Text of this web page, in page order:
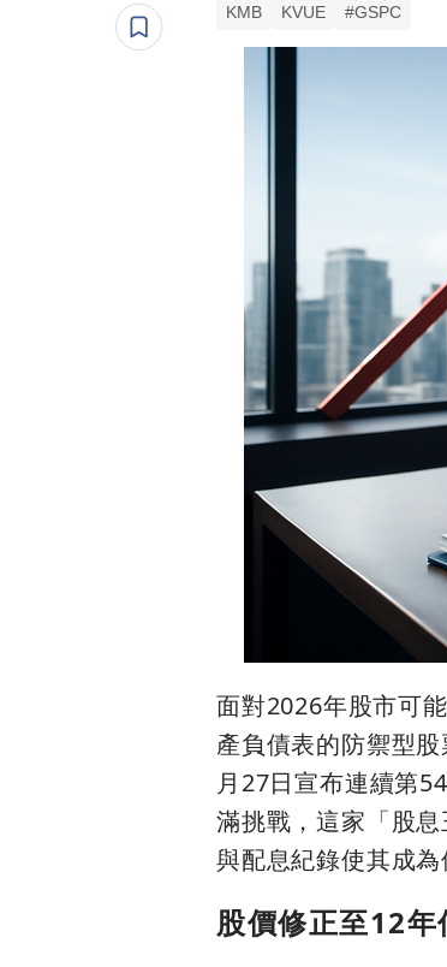
KMB KVUE #GSPC
面對2026年股市可
產負債表的防禦型
月27日宣布連續第
滿挑戰，這家「股
與配息紀錄使其成為
股價修正至12